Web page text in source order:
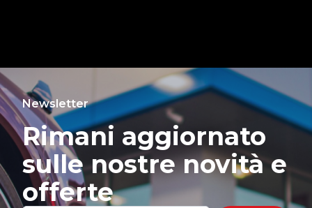
Newsletter
Rimani aggiornato
sulle nostre novità e
offerte